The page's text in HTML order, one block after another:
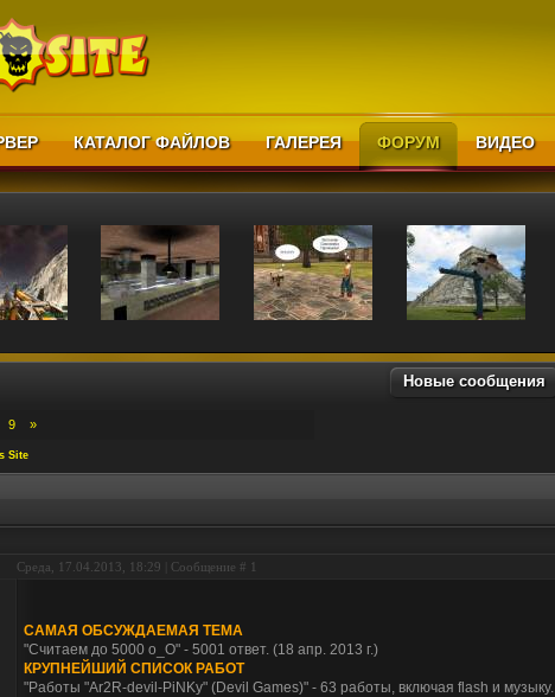
КАТАЛОГ ФАЙЛОВ ГАЛЕРЕЯ ФОРУМ ВИДЕО
Новые сообщения
9 »
Site
Среда, 17.04.2013, 18:29 | Сообщение # 1
САМАЯ ОБСУЖДАЕМАЯ ТЕМА
"Считаем до 5000 o_O" - 5001 ответ. (18 апр. 2013 г.)
КРУПНЕЙШИЙ СПИСОК РАБОТ
"Работы "Ar2R-devil-PiNKy" (Devil Games)" - 63 работы, включая flash и музыку.